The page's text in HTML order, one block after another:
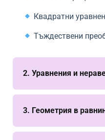
Квадратни
Тъждествени
2. Уравнения и
3. Геометрия в